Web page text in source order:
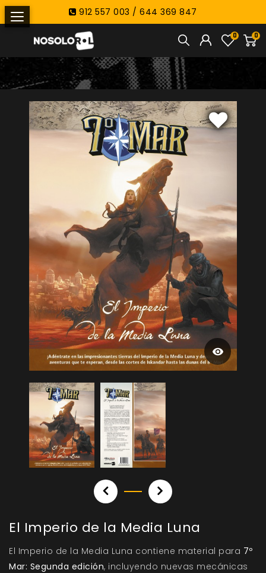
912 557 003 / 644 369 847
0
0
El Imperio de la Media Luna
El Imperio de la Media Luna contiene material para 7º
Mar: Segunda edición, incluyendo nuevas mecánicas